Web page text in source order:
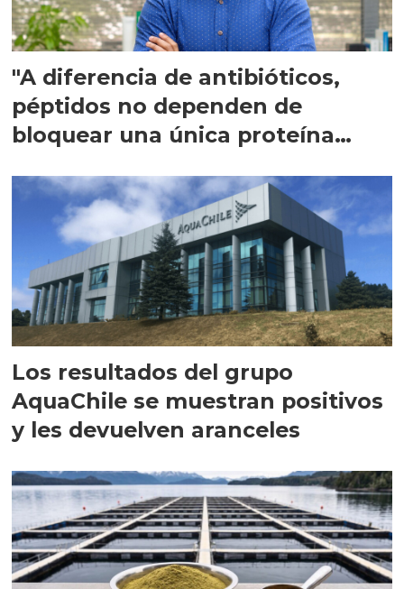
"A diferencia de antibióticos,
péptidos no dependen de
bloquear una única proteína
Los resultados del grupo
AquaChile se muestran positivos
y les devuelven aranceles